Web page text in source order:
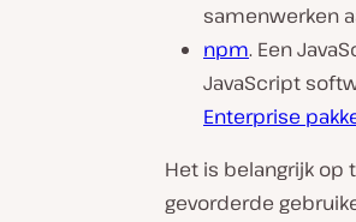
samenwerken
npm. Een
JavaScript
Enterprise
Het is belangrijk op
gevorderde